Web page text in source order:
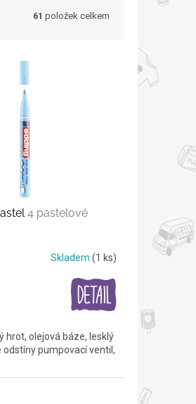
61 položek celkem
4 pastelové
Skladem (1 ks)
hrot, olejová báze, lesklý
odstíny pumpovací ventil,